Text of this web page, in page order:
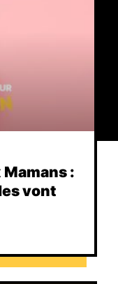
Mamans :
vont